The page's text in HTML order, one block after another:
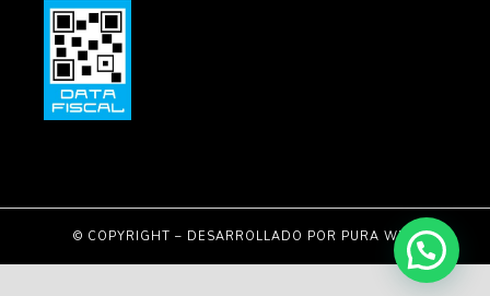
© COPYRIGHT – DESARROLLADO POR PURA WEB